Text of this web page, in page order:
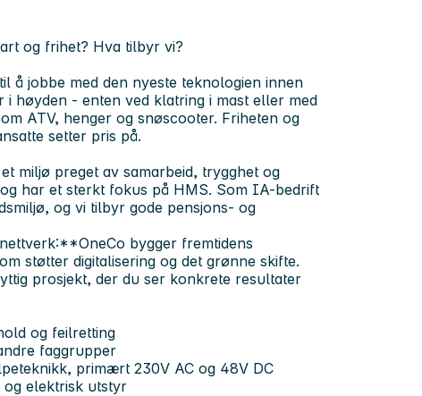
og frihet? Hva tilbyr vi?
jobbe med den nyeste teknologien innen
høyden - enten ved klatring i mast eller med
ATV, henger og snøscooter. Friheten og
setter pris på.
miljø preget av samarbeid, trygghet og
har et sterkt fokus på HMS. Som IA-bedrift
og vi tilbyr gode pensjons- og
bygger fremtidens
støtter digitalisering og det grønne skifte.
prosjekt, der du ser konkrete resultater
og feilretting
faggrupper
primært 230V AC og 48V DC
og elektrisk utstyr